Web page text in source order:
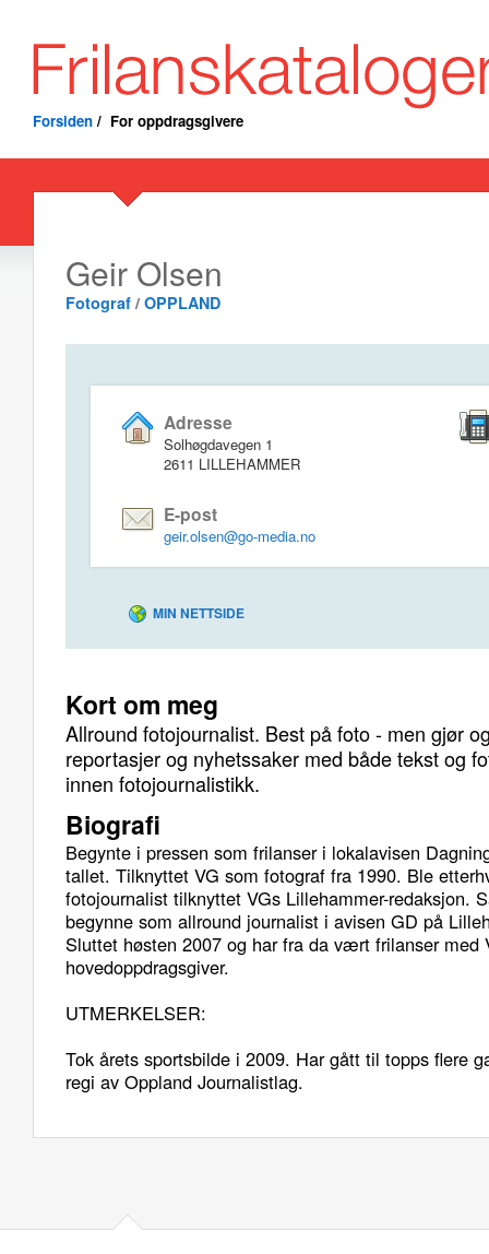
Forsiden / For oppdragsgivere
Geir Olsen
Fotograf / OPPLAND
Adresse
Solhøgdavegen 1
2611 LILLEHAMMER
E-post
geir.olsen@go-media.no
MIN NETTSIDE
Kort om meg
Allround fotojournalist. Best på foto - men gjør
reportasjer og nyhetssaker med både tekst og
innen fotojournalistikk.
Biografi
Begynte i pressen som frilanser i lokalavisen
tallet. Tilknyttet VG som fotograf fra 1990. Ble
fotojournalist tilknyttet VGs Lillehammer-redaksjon.
begynne som allround journalist i avisen GD på
Sluttet høsten 2007 og har fra da vært frilanser med
hovedoppdragsgiver.
UTMERKELSER:
Tok årets sportsbilde i 2009. Har gått til topps flere
regi av Oppland Journalistlag.